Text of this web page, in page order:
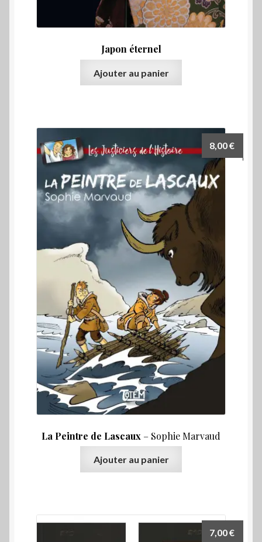
Japon éternel
Ajouter au panier
La Peintre de Lascaux – Sophie Marvaud
8,00€
Ajouter au panier
7,00€